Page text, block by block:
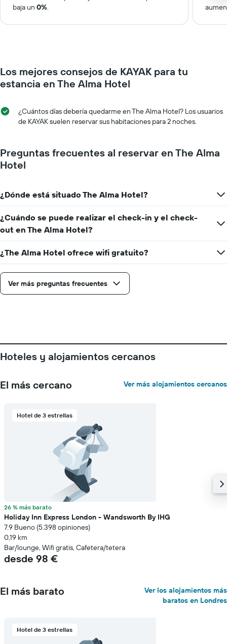
baja un 0%.
Los mejores consejos de KAYAK para tu
estancia en The Alma Hotel
¿Cuántos días debería quedarme en The Alma Hotel? Los usuarios
de KAYAK suelen reservar sus habitaciones para 2 noches.
Preguntas frecuentes al reservar en The Alma
Hotel
¿Dónde está situado The Alma Hotel?
¿Cuándo se puede realizar el check-in y el check-
out en The Alma Hotel?
¿The Alma Hotel ofrece wifi gratuito?
Ver más preguntas frecuentes
Hoteles y alojamientos cercanos
El más cercano Ver más alojamientos cercanos
Hotel de 3 estrellas
26 % más barato
Holiday Inn Express London - Wandsworth By IHG
7.9 Bueno (5.398 opiniones)
0,19 km
Bar/lounge, Wifi gratis, Cafetera/tetera
desde 98 €
El más barato
Ver los alojamientos más
baratos en Londres
Hotel de 3 estrellas